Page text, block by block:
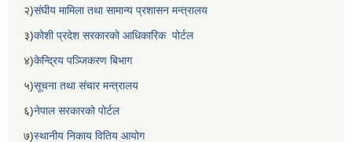
२)संघीय मामिला तथा सामान्य प्रशासन मन्त्रालय
३)कोशी प्रदेश सरकारको आधिकारिक पोर्टल
४)केन्द्रिय पञ्जिकरण बिभाग
५)सूचना तथा संचार मन्त्रालय
६)नेपाल सरकारको पोर्टल
७)स्थानीय निकाय वितिय आयोग